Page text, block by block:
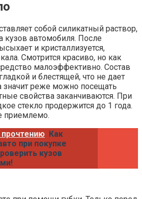
собой силикатный раствор,
кузов автомобиля. После
и кристаллизуется,
Смотрится красиво, но как
малоэффективно. Состав
и блестящей, что не дает
значит реже можно посещать
свойства заканчиваются. При
стекло продержится до 1 года.
приемлемо.
Как
при покупке
кузов